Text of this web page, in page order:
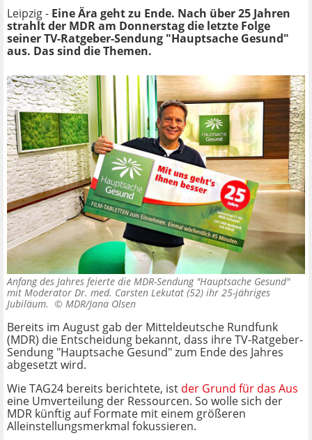
Leipzig - Eine Ära geht zu Ende. Nach über 25 Jahren
strahlt der MDR am Donnerstag die letzte Folge
seiner TV-Ratgeber-Sendung "Hauptsache Gesund"
aus. Das sind die Themen.
Anfang des Jahres feierte die MDR-Sendung "Hauptsache Gesund"
mit Moderator Dr. med. Carsten Lekutat (52) ihr 25-jähriges
Jubiläum. © MDR/Jana Olsen
Bereits im August gab der Mitteldeutsche Rundfunk
(MDR) die Entscheidung bekannt, dass ihre TV-Ratgeber-
Sendung "Hauptsache Gesund" zum Ende des Jahres
abgesetzt wird.
Wie TAG24 bereits berichtete, ist der Grund für das Aus
eine Umverteilung der Ressourcen. So wolle sich der
MDR künftig auf Formate mit einem größeren
Alleinstellungsmerkmal fokussieren.